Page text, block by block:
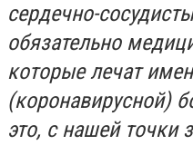
сердечно-
обязательно
которые лечат
(коронавирусной)
это, с нашей точки